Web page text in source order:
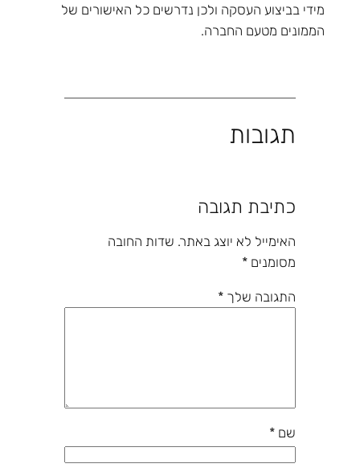
מידי בביצוע העסקה ולכן נדרשים כל האישורים של
הממונים מטעם החברה.
תגובות
כתיבת תגובה
האימייל לא יוצג באתר. שדות החובה
מסומנים *
התגובה שלך *
שם *